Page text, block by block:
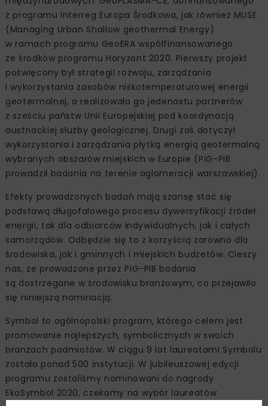
z programu Interreg Europa Środkowa, jak również MUSE
(Managing Urban Shallow geothermal Energy)
w ramach programu GeoERA współfinansowanego
ze środków programu Horyzont 2020. Pierwszy projekt
poświęcony był strategii rozwoju, zarządzania
i wykorzystania zasobów niskotemperaturowej energii
geotermalnej, a realizowało go jedenastu partnerów
z sześciu państw Unii Europejskiej pod koordynacją
austriackiej służby geologicznej. Drugi zaś dotyczył
wykorzystania i zarządzania płytką energią geotermalną
wybranych obszarów miejskich w Europie (PIG-PIB
prowadził badania na terenie aglomeracji warszawskiej).
Efekty prowadzonych badań mają szansę stać się
podstawą długofalowego procesu dywersyfikacji źródeł
energii, tak dla odbiorców indywidualnych, jak i całych
samorządów. Odbędzie się to z korzyścią zarówno dla
środowiska, jak i gminnych i miejskich budżetów. Cieszy
nas, że prowadzone przez PIG-PIB badania
są dostrzegane w środowisku branżowym, co przejawiło
się niniejszą nominacją.
Symbol to ogólnopolski program, którego celem jest
promowanie najlepszych, symbolicznych w swoich
branżach podmiotów. W ciągu 9 lat laureatami Symbolu
zostało ponad 500 instytucji. W jubileuszowej edycji
programu zostaliśmy nominowani do nagrody
EkoSymbol 2020, czekamy na wybór laureatów